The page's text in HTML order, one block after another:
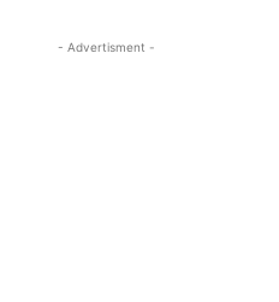
- Advertisment -